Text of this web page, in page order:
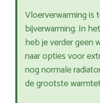
Vloerverwarming is
bijverwarming. In
heb je verder geen
naar opties voor
nog normale
de grootste